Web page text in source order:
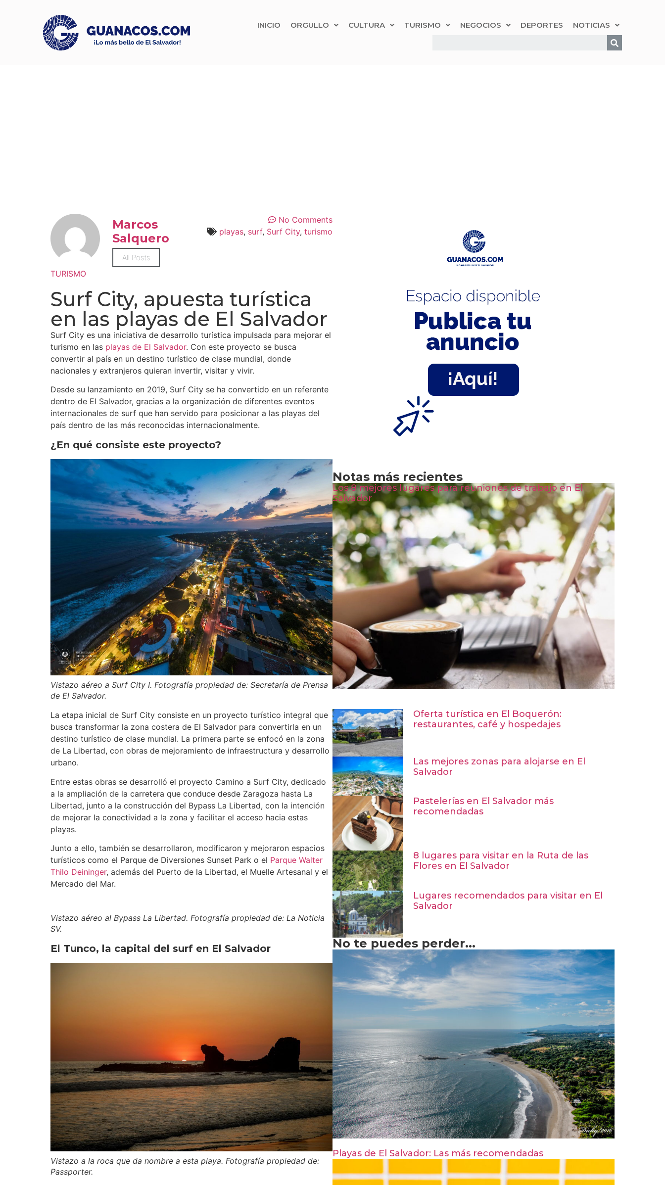
INICIO ORGULLO CULTURA TURISMO NEGOCIOS DEPORTES NOTICIAS
Marcos
Salquero
All Posts
No Comments
playas, surf, Surf City, turismo
TURISMO
Surf City, apuesta turística
en las playas de El Salvador
Surf City es una iniciativa de desarrollo turística impulsada para mejorar el
turismo en las playas de El Salvador. Con este proyecto se busca
convertir al país en un destino turístico de clase mundial, donde
nacionales y extranjeros quieran invertir, visitar y vivir.
Desde su lanzamiento en 2019, Surf City se ha convertido en un referente
dentro de El Salvador, gracias a la organización de diferentes eventos
internacionales de surf que han servido para posicionar a las playas del
país dentro de las más reconocidas internacionalmente.
¿En qué consiste este proyecto?
Vistazo aéreo a Surf City I. Fotografía propiedad de: Secretaría de Prensa
de El Salvador.
La etapa inicial de Surf City consiste en un proyecto turístico integral que
busca transformar la zona costera de El Salvador para convertirla en un
destino turístico de clase mundial. La primera parte se enfocó en la zona
de La Libertad, con obras de mejoramiento de infraestructura y desarrollo
urbano.
Entre estas obras se desarrolló el proyecto Camino a Surf City, dedicado
a la ampliación de la carretera que conduce desde Zaragoza hasta La
Libertad, junto a la construcción del Bypass La Libertad, con la intención
de mejorar la conectividad a la zona y facilitar el acceso hacia estas
playas.
Junto a ello, también se desarrollaron, modificaron y mejoraron espacios
turísticos como el Parque de Diversiones Sunset Park o el Parque Walter
Thilo Deininger, además del Puerto de la Libertad, el Muelle Artesanal y el
Mercado del Mar.
Vistazo aéreo al Bypass La Libertad. Fotografía propiedad de: La Noticia
SV.
El Tunco, la capital del surf en El Salvador
Vistazo a la roca que da nombre a esta playa. Fotografía propiedad de:
Passporter.
Notas más recientes
Los 8 mejores lugares para reuniones de trabajo en El
Salvador
Oferta turística en El Boquerón:
restaurantes, café y hospedajes
Las mejores zonas para alojarse en El
Salvador
Pastelerías en El Salvador más
recomendadas
8 lugares para visitar en la Ruta de las
Flores en El Salvador
Lugares recomendados para visitar en El
Salvador
No te puedes perder...
Playas de El Salvador: Las más recomendadas